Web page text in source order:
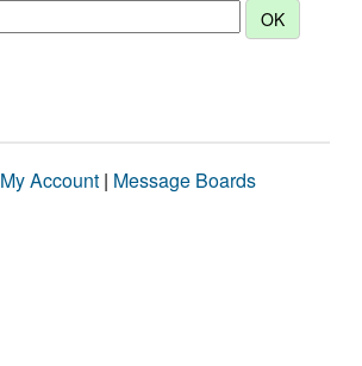
My Account | Message Boards